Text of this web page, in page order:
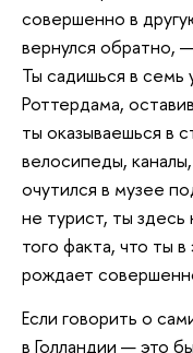
совершенно в
вернулся обратно,
Ты садишься в семь
Роттердама,
ты оказываешься в
велосипеды,
очутился в музее
не турист, ты
того факта, что ты
рождает
Если говорить о
в Голландии — это